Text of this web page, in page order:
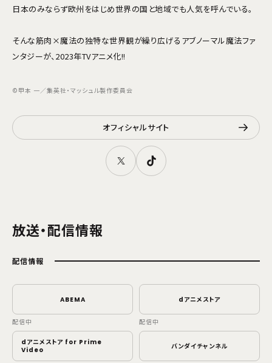
日本のみならず欧州をはじめ世界の国と地域でも人気を呼んでいる。
そんな筋肉×魔法の独特な世界観が繰り広げるアブノーマル魔法ファ
ンタジーが、2023年TVアニメ化!!
©甲本 一／集英社・マッシュル製作委員会
オフィシャルサイト
放送・配信情報
配信情報
ABEMA
配信中
dアニメストア
配信中
dアニメストア for Prime
Video
バンダイチャンネル